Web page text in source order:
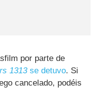
por parte de
1313se detuvo. Si
cancelado, podéis